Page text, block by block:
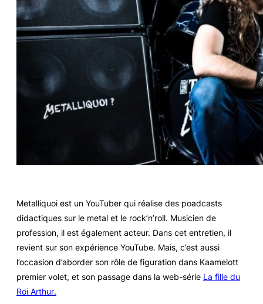
Metalliquoi est un YouTuber qui réalise des poadcasts
didactiques sur le metal et le rock’n’roll. Musicien de
profession, il est également acteur. Dans cet entretien, il
revient sur son expérience YouTube. Mais, c’est aussi
l’occasion d’aborder son rôle de figuration dans Kaamelott
premier volet, et son passage dans la web-série La fille du
Roi Arthur.